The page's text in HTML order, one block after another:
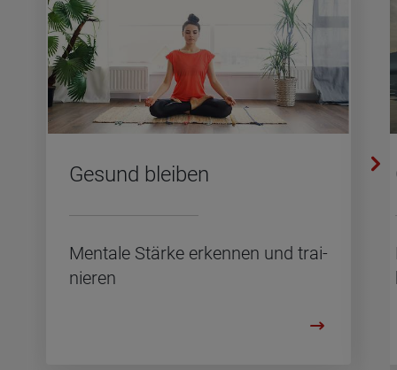
Ge­sund blei­ben
Men­ta­le Stär­ke er­ken­nen und trai­
nie­ren